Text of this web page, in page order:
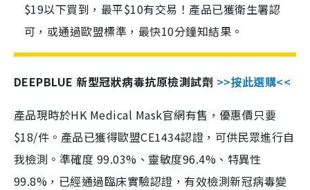
$19以下買到，最平$10有交易！產品已獲衛生署認
可，或通過歐盟標準，最快10分鐘知結果。
DEEPBLUE 新型冠狀病毒抗原檢測試劑 >>按此選購<<
產品現時於HK Medical Mask官網有售，優惠價只要
$18/件。產品已獲得歐盟CE1434認證，可供民眾進行自
我檢測。準確度 99.03%、靈敏度96.4%、特異性
99.8%，已經通過臨床實驗認證，有效檢測新冠病毒變